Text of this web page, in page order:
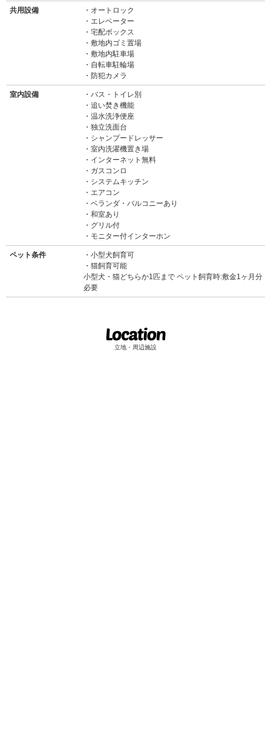
共用設備
オートロック
エレベーター
宅配ボックス
敷地内ゴミ置場
敷地内駐車場
自転車駐輪場
防犯カメラ
室内設備
バス・トイレ別
追い焚き機能
温水洗浄便座
独立洗面台
シャンプードレッサー
室内洗濯機置き場
インターネット無料
ガスコンロ
システムキッチン
エアコン
ベランダ・バルコニーあり
和室あり
グリル付
モニター付インターホン
ペット条件
小型犬飼育可
猫飼育可能
小型犬・猫どちらか1匹まで ペット飼育時:敷金1ヶ月分
必要
立地・周辺施設